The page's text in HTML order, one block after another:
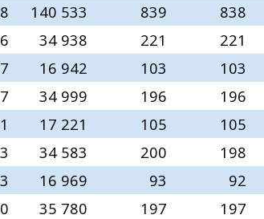
140 533 839 838
34 938 221 221
16 942 103 103
34 999 196 196
17 221 105 105
34 583 200 198
16 969 93 92
35 780 197 197